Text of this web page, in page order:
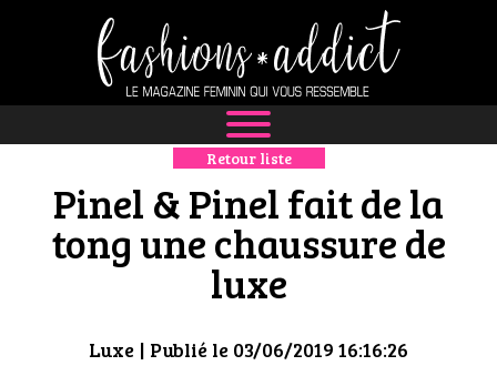
NEWS
MODE
LUXE
DÉFILÉS
Retour liste
Pinel & Pinel fait de la
tong une chaussure de
luxe
Luxe | Publié le 03/06/2019 16:16:26